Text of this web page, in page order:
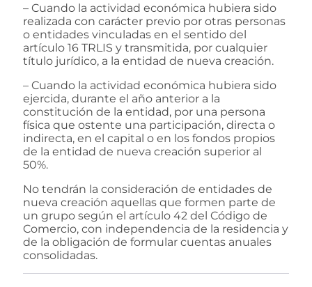
– Cuando la actividad económica hubiera sido
realizada con carácter previo por otras personas
o entidades vinculadas en el sentido del
artículo 16 TRLIS y transmitida, por cualquier
título jurídico, a la entidad de nueva creación.
– Cuando la actividad económica hubiera sido
ejercida, durante el año anterior a la
constitución de la entidad, por una persona
física que ostente una participación, directa o
indirecta, en el capital o en los fondos propios
de la entidad de nueva creación superior al
50%.
No tendrán la consideración de entidades de
nueva creación aquellas que formen parte de
un grupo según el artículo 42 del Código de
Comercio, con independencia de la residencia y
de la obligación de formular cuentas anuales
consolidadas.